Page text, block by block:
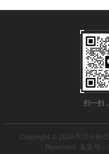
扫一扫
Copyright © 2026天尔分析
Reserved
备案号